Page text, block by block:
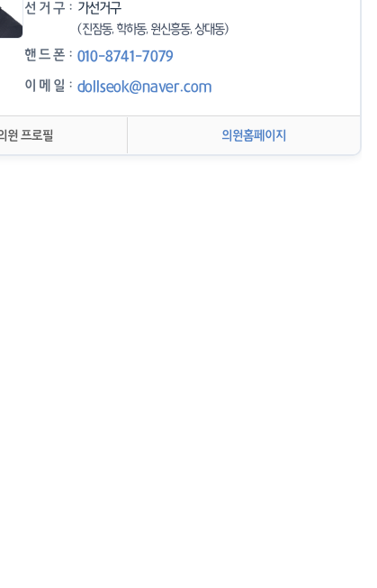
선 거 구 가선거구
(진잠동, 학하동, 원신흥동, 상대동)
핸 드 폰 010-8741-7079
이 메 일 dollseok@naver.com
원 프로필 의원홈페이지